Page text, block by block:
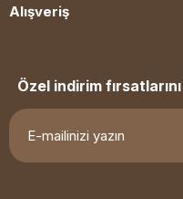
Alışveriş
Özel indirim